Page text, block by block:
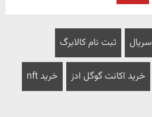
ثبت نام کالابرگ
خرید اکانت گوگل ادز خرید nft